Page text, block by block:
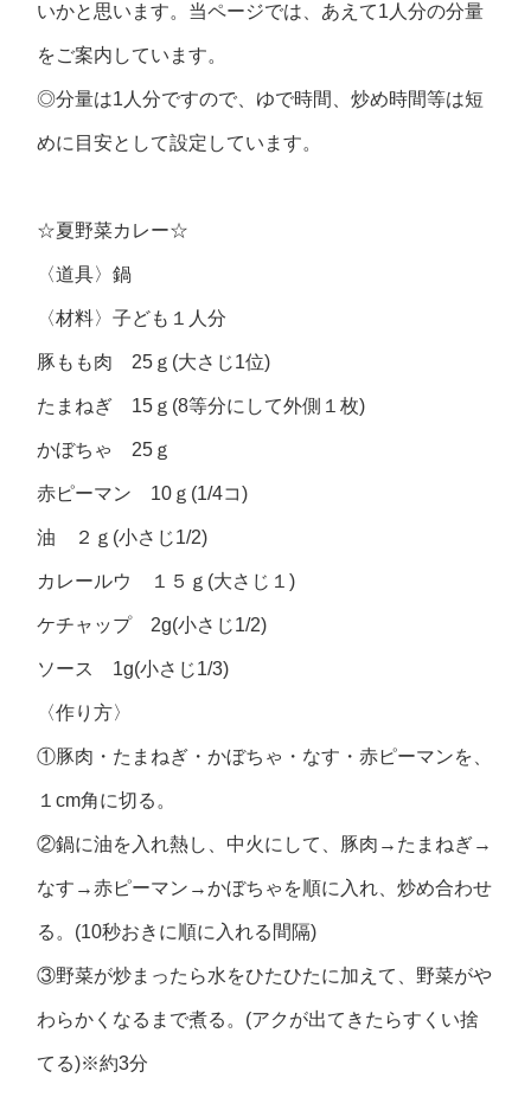
いかと思います。当ページでは、あえて1人分の分量
をご案内しています。
◎分量は1人分ですので、ゆで時間、炒め時間等は短
めに目安として設定しています。
☆夏野菜カレー☆
〈道具〉鍋
〈材料〉子ども１人分
豚もも肉 25ｇ(大さじ1位)
たまねぎ 15ｇ(8等分にして外側１枚)
かぼちゃ 25ｇ
赤ピーマン 10ｇ(1/4コ)
油 ２ｇ(小さじ1/2)
カレールウ １５ｇ(大さじ１)
ケチャップ 2g(小さじ1/2)
ソース 1g(小さじ1/3)
〈作り方〉
①豚肉・たまねぎ・かぼちゃ・なす・赤ピーマンを、
１cm角に切る。
②鍋に油を入れ熱し、中火にして、豚肉→たまねぎ→
なす→赤ピーマン→かぼちゃを順に入れ、炒め合わせ
る。(10秒おきに順に入れる間隔)
③野菜が炒まったら水をひたひたに加えて、野菜がや
わらかくなるまで煮る。(アクが出てきたらすくい捨
てる)※約3分